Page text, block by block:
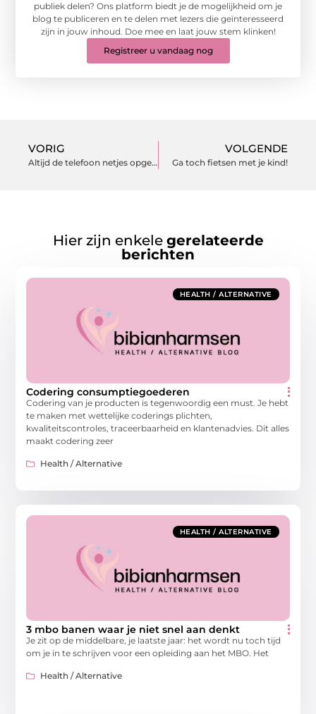
publiek delen? Ons platform biedt je de mogelijkheid om je
blog te publiceren en te delen met lezers die geïnteresseerd
zijn in jouw inhoud. Doe mee en laat jouw stem klinken!
Registreer u vandaag nog
VORIG
Altijd de telefoon netjes opgenomen
VOLGENDE
Ga toch fietsen met je kind!
Hier zijn enkele gerelateerde
berichten
HEALTH / ALTERNATIVE
Codering consumptiegoederen
Codering van je producten is tegenwoordig een must. Je hebt
te maken met wettelijke coderings plichten,
kwaliteitscontroles, traceerbaarheid en klantenadvies. Dit alles
maakt codering zeer
Health / Alternative
HEALTH / ALTERNATIVE
3 mbo banen waar je niet snel aan denkt
Je zit op de middelbare, je laatste jaar: het wordt nu toch tijd
om je in te schrijven voor een opleiding aan het MBO. Het
Health / Alternative